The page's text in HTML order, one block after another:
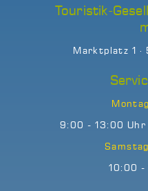
Touristik-
Marktplatz 1 ·
9:00 - 13:00 Uhr
10:00 -